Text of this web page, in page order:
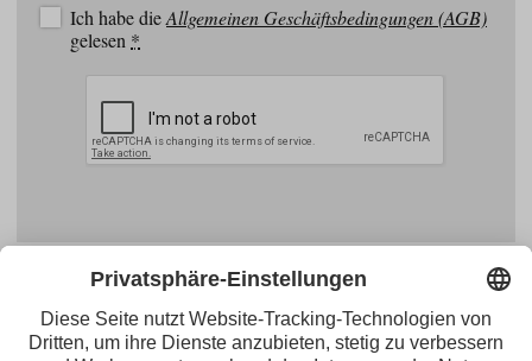
Ich habe dieAllgemeinen Geschäftsbedingungen (AGB)
gelesen *
Instagram